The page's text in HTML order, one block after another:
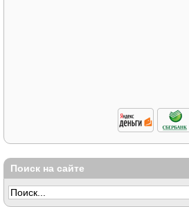
Поиск на сайте